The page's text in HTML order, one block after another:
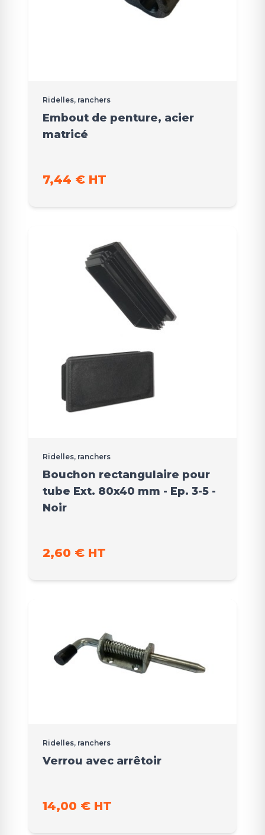
Ridelles, ranchers
Embout de penture, acier
matricé
7,44 € HT
Ridelles, ranchers
Bouchon rectangulaire pour
tube Ext. 80x40 mm - Ep. 3-5 -
Noir
2,60 € HT
Ridelles, ranchers
Verrou avec arrêtoir
14,00 € HT